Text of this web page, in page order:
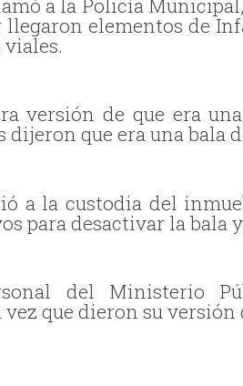
a la Policía
elementos de
versión de que era
dijeron que era una bala
a la custodia del
para desactivar la bala
del Ministerio
que dieron su